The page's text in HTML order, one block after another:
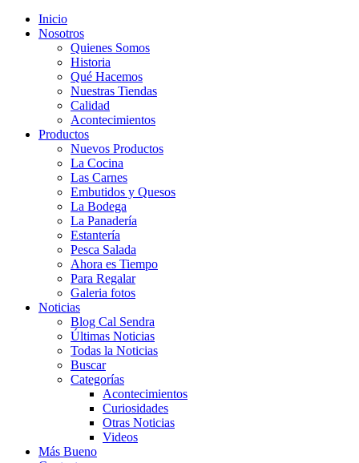
Inicio
Nosotros
Quienes Somos
Historia
Qué Hacemos
Nuestras Tiendas
Calidad
Acontecimientos
Productos
Nuevos Productos
La Cocina
Las Carnes
Embutidos y Quesos
La Bodega
La Panadería
Estantería
Pesca Salada
Ahora es Tiempo
Para Regalar
Galeria fotos
Noticias
Blog Cal Sendra
Últimas Noticias
Todas la Noticias
Buscar
Categorías
Acontecimientos
Curiosidades
Otras Noticias
Videos
Más Bueno